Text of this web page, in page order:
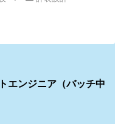
エンジニア（バッチ中